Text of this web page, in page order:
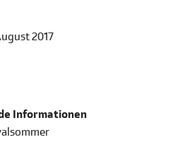
2017
Informationen